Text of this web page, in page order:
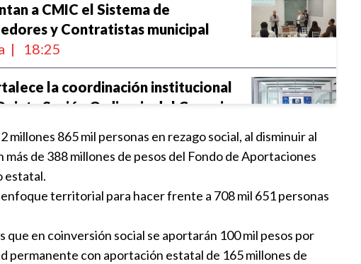
a CMIC el Sistema de
y Contratistas municipal
| 18:25
la coordinación institucional
Sesión Ordinaria del Consejo
| 18:13
se traslada de la pobreza
| 17:30
865 mil personas en rezago social, al disminuir al
de 388 millones de pesos del Fondo de Aportaciones
estatal.
territorial para hacer frente a 708 mil 651 personas
en coinversión social se aportarán 100 mil pesos por
permanente con aportación estatal de 165 millones de